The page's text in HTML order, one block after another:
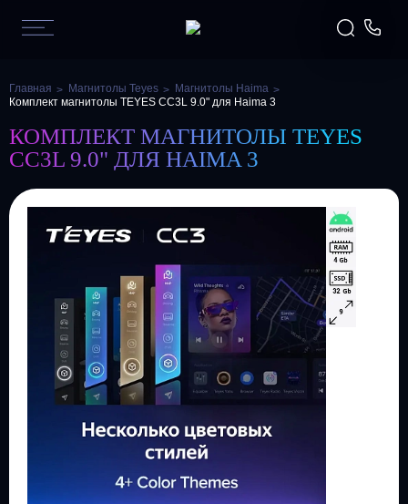
Главная Магнитолы Teyes
Магнитолы Haima
Комплект магнитолы TEYES CC3L 9.0" для Haima 3
КОМПЛЕКТ МАГНИТОЛЫ TEYES
CC3L 9.0" ДЛЯ HAIMA 3